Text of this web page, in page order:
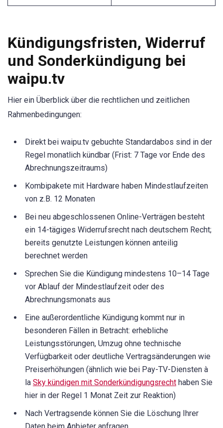
Kündigungsfristen, Widerruf
und Sonderkündigung bei
waipu.tv
Hier ein Überblick über die rechtlichen und zeitlichen
Rahmenbedingungen:
Direkt bei waipu.tv gebuchte Standardabos sind in der
Regel monatlich kündbar (Frist: 7 Tage vor Ende des
Abrechnungszeitraums)
Kombipakete mit Hardware haben Mindestlaufzeiten
von z.B. 12 Monaten
Bei neu abgeschlossenen Online-Verträgen besteht
ein 14-tägiges Widerrufsrecht nach deutschem Recht;
bereits genutzte Leistungen können anteilig
berechnet werden
Sprechen Sie die Kündigung mindestens 10–14 Tage
vor Ablauf der Mindestlaufzeit oder des
Abrechnungsmonats aus
Eine außerordentliche Kündigung kommt nur in
besonderen Fällen in Betracht: erhebliche
Leistungsstörungen, Umzug ohne technische
Verfügbarkeit oder deutliche Vertragsänderungen wie
Preiserhöhungen (ähnlich wie bei Pay-TV-Diensten à
la Sky kündigen mit Sonderkündigungsrecht haben Sie
hier in der Regel 1 Monat Zeit zur Reaktion)
Nach Vertragsende können Sie die Löschung Ihrer